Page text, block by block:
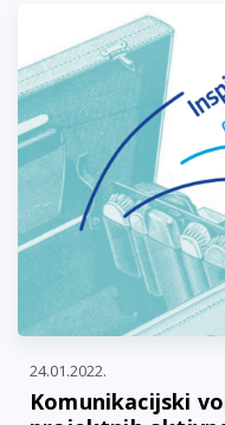
24.01.2022.
Komunikacijski